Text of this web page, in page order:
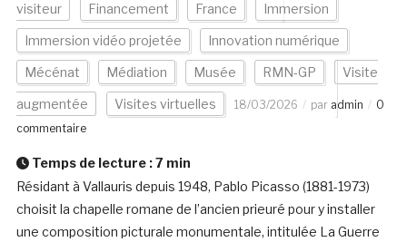
visiteur Financement France Immersion
Immersion vidéo projetée Innovation numérique
Mécénat Médiation Musée RMN-GP Visite
augmentée Visites virtuelles 18/03/2026 par admin
0
commentaire
Temps de lecture :7 min
Résidant à Vallauris depuis 1948, Pablo Picasso (1881-1973)
choisit la chapelle romane de l’ancien prieuré pour y installer
une composition picturale monumentale, intitulée La Guerre